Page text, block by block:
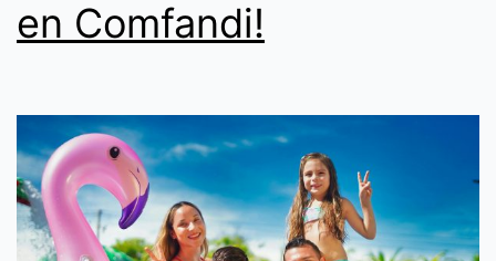
en Comfandi!